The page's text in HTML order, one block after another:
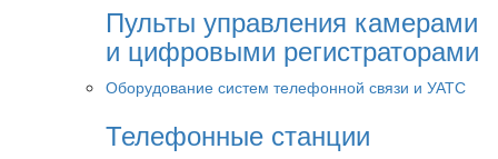
Пульты управления камерами
и цифровыми регистраторами
Оборудование систем телефонной связи и УАТС
Телефонные станции